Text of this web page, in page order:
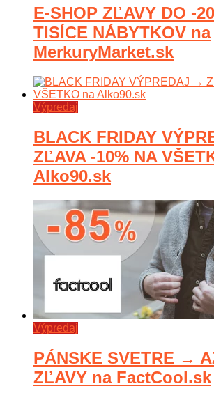
E-SHOP ZĽAVY DO -
TISÍCE NÁBYTKOV na
MerkuryMarket.sk
Výpredaj
BLACK FRIDAY
ZĽAVA -10% NA
Alko90.sk
Výpredaj
PÁNSKE SVETRE →
ZĽAVY na FactCool.sk